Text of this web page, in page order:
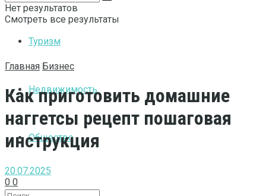
Туризм
Недвижимость
Общество
Нет результатов
Смотреть все результаты
Главная Бизнес
Как приготовить домашние
наггетсы рецепт пошаговая
инструкция
20.07.2025
0 0